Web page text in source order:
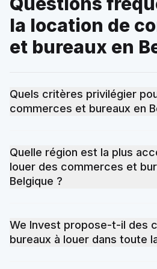
la location de
et bureaux en
Quels critères privilégier
commerces et bureaux en
transports, des écoles et des
performance énergétique (le
directement les charges), la
et le budget total incluant les frais
location.
Quelle région est la plus
louer des commerces et
Belgique ?
localisation, l'état du bien et la
provinces offrent des opportunités
concentrent une forte demande qui
We Invest propose-t-il des
bureaux à louer dans toute